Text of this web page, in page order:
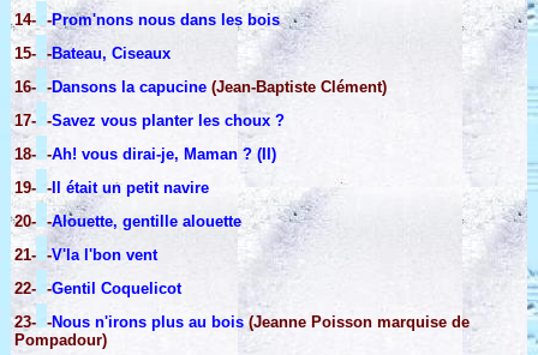
14- -Prom'nons nous dans les bois
15- -Bateau, Ciseaux
16- -Dansons la capucine (Jean-Baptiste Clément)
17- -Savez vous planter les choux ?
18- -Ah! vous dirai-je, Maman ? (II)
19- - Il était un petit navire
20- -Alouette, gentille alouette
21- -V'la l'bon vent
22- -Gentil Coquelicot
23- -Nous n'irons plus au bois (Jeanne Poisson marquise de
Pompadour)